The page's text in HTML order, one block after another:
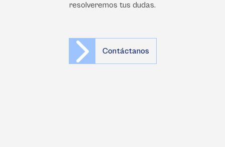
resolveremos tus dudas.
Contáctanos